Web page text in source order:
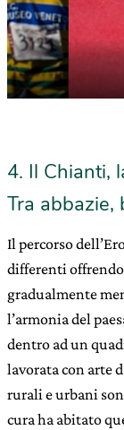
4. Il Chianti,
Tra abbazie,
Il percorso
differenti
gradualmente
l’armonia del
dentro ad un
lavorata con arte
rurali e urbani
cura ha abitato